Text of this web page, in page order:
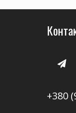
+380